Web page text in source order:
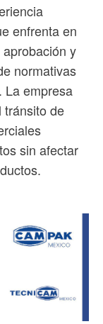
enfrenta en
y
normativas
La empresa
tránsito de
sin afectar